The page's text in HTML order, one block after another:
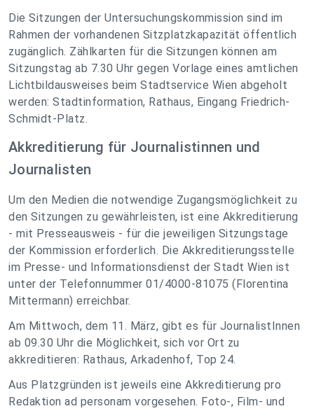
Die Sitzungen der Untersuchungskommission sind im
Rahmen der vorhandenen Sitzplatzkapazität öffentlich
zugänglich. Zählkarten für die Sitzungen können am
Sitzungstag ab 7.30 Uhr gegen Vorlage eines amtlichen
Lichtbildausweises beim Stadtservice Wien abgeholt
werden: Stadtinformation, Rathaus, Eingang Friedrich-
Schmidt-Platz.
Akkreditierung für Journalistinnen und
Journalisten
Um den Medien die notwendige Zugangsmöglichkeit zu
den Sitzungen zu gewährleisten, ist eine Akkreditierung
- mit Presseausweis - für die jeweiligen Sitzungstage
der Kommission erforderlich. Die Akkreditierungsstelle
im Presse- und Informationsdienst der Stadt Wien ist
unter der Telefonnummer 01/4000-81075 (Florentina
Mittermann) erreichbar.
Am Mittwoch, dem 11. März, gibt es für JournalistInnen
ab 09.30 Uhr die Möglichkeit, sich vor Ort zu
akkreditieren: Rathaus, Arkadenhof, Top 24.
Aus Platzgründen ist jeweils eine Akkreditierung pro
Redaktion ad personam vorgesehen. Foto-, Film- und